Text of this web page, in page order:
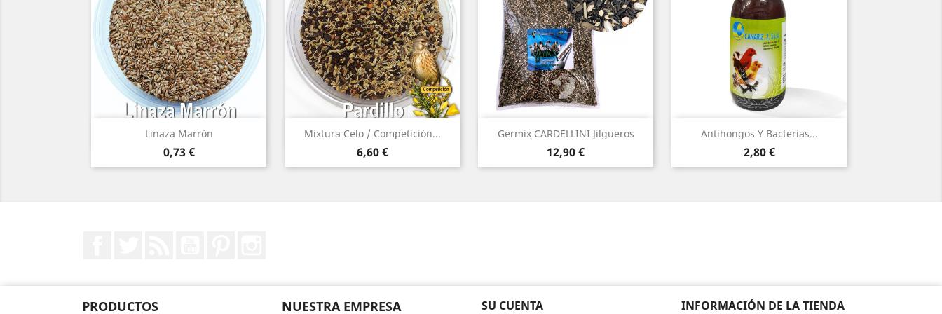
Linaza Marrón
Precio
0,73 €
Vista rápida Mixtura Celo / Competición...
Precio
6,60 €
Vista rápida Germix CARDELLINI Jilgueros
Precio
12,90 €
Vista rápida Antihongos Y Bacterias...
Precio
2,80 €
Vista rápida
PRODUCTOS NUESTRA EMPRESA SU CUENTA INFORMACIÓN DE LA TIENDA